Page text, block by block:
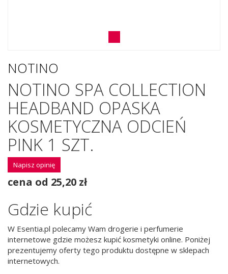
NOTINO
NOTINO SPA COLLECTION
HEADBAND OPASKA
KOSMETYCZNA ODCIEŃ
PINK 1 SZT.
Napisz opinię
cena od 25,20 zł
Gdzie kupić
W Esentia.pl polecamy Wam drogerie i perfumerie
internetowe gdzie możesz kupić kosmetyki online. Poniżej
prezentujemy oferty tego produktu dostępne w sklepach
internetowych.